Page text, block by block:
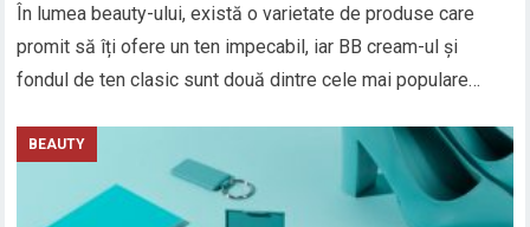
În lumea beauty-ului, există o varietate de produse care
promit să îți ofere un ten impecabil, iar BB cream-ul și
fondul de ten clasic sunt două dintre cele mai populare…
BEAUTY